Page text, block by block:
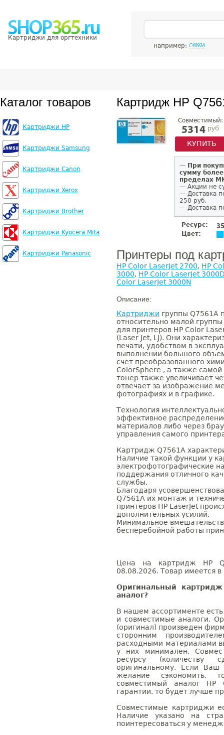
Картриджи для оргтехники
например: C4092A
Каталог товаров
Картриджи HP
Картриджи Samsung
Картриджи Canon
Картриджи Xerox
Картриджи Brother
Картриджи Kyocera Mita
Картриджи Panasonic
Картридж HP
Совместимый:
5314 руб
КУПИТЬ
— При
сумму
пределах
— Акции не
— Доставка
250 руб.
— Доставка
Ресурс:
Цвет:
Принтеры под
HP Color LaserJet 2700, HP
3000, HP Color LaserJet
Color LaserJet 3000N
Описание:
Картриджи группы Q7561A
относительно малой
для принтеров HP Color
(Laser Jet, LJ). Они
печати, удобством в
выполнении большого
счет преобразованного
ColorSphere , а также
тонер также увеличивает
отвечает за изображение
фотографиях и в графике.
Технология
эффективное
материалов либо через
управления самого
Картридж Q7561A
Наличие такой функции у
электрофотографические
поддержания отличного
службы,
Благодаря
Q7561A их монтаж и
принтеров HP LaserJet
дополнительных усилий.
Минимальное
бесперебойной работы
Цена на картридж HP
08.08.2026. Товар имеется в
Оригинальный
аналог?
В нашем ассортименте
и совместимые аналоги.
(оригинал) произведен
сторонним
расходными материалами
у них минимален.
ресурсу (количеству
оригинальному. Если
желание сэкономить,
совместимый аналог
гарантии, то будет лучше
Совместимые картриджи
Наличие указано на
поинтересоваться у